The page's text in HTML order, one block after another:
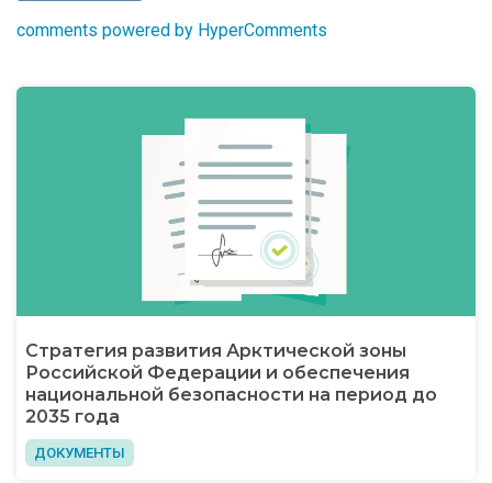
comments powered by HyperComments
Стратегия развития Арктической зоны
Российской Федерации и обеспечения
национальной безопасности на период до
2035 года
ДОКУМЕНТЫ